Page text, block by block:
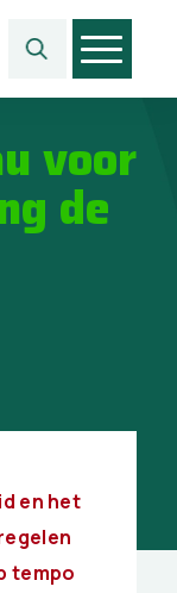
de
voor
de
en het
tempo